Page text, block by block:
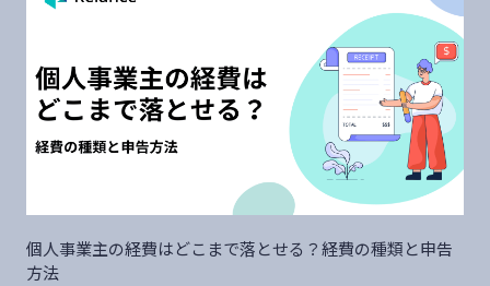
個人事業主の経費はどこまで落とせる？経費の種類と申告
方法